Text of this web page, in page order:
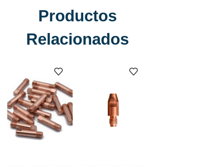
Productos
Relacionados